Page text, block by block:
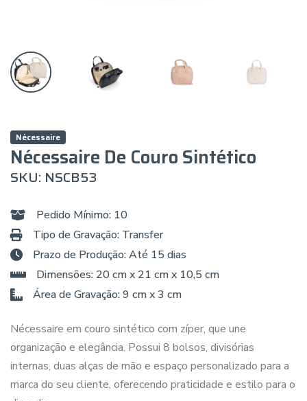
Nécessaire
Nécessaire De Couro Sintético
SKU: NSCB53
Pedido Mínimo: 10
Tipo de Gravação: Transfer
Prazo de Produção: Até 15 dias
Dimensões: 20 cm x 21 cm x 10,5 cm
Área de Gravação: 9 cm x 3 cm
Nécessaire em couro sintético com zíper, que une
organização e elegância. Possui 8 bolsos, divisórias
internas, duas alças de mão e espaço personalizado para a
marca do seu cliente, oferecendo praticidade e estilo para o